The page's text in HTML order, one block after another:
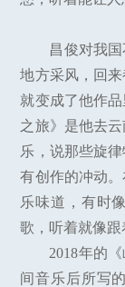
昌俊对我
地方采风，回
就变成了他作
之旅》是他去
乐，说那些旋
有创作的冲动
乐味道，有时
歌，听着就像跟
2018年的
间音乐后所写